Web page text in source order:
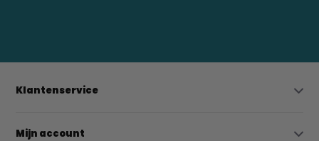
Klantenservice
Mijn account